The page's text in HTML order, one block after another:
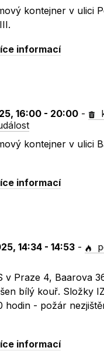
kontejner v ulici
informací
16:00 - 20:00 -
kontejner v ulici
informací
14:34 - 14:53 -
v Praze 4, Baarova
bílý kouř. Složky
hodin - požár
informací